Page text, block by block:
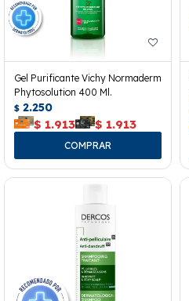
Gel Purificante Vichy Normaderm
Phytosolution 400 Ml.
$ 2.250
$ 1.913 $ 1.913